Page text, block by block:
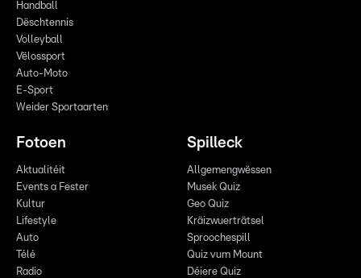
Handball
Dëschtennis
Volleyball
Vëlossport
Auto-Moto
E-Sport
Weider Sportaarten
Fotoen
Aktualitéit
Events a Fester
Kultur
Lifestyle
Auto
Télé
Radio
Spilleck
Allgemengwëssen
Musek Quiz
Geo Quiz
Kräizwuerträtsel
Sproochespill
Quiz vum Mount
Déiere Quiz